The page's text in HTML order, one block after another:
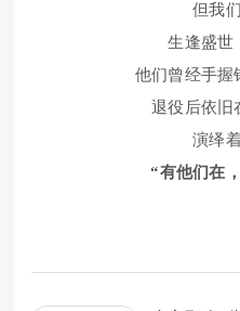
但我
生逢盛世
他们曾经手握
退役后依旧
演绎
“有他们在